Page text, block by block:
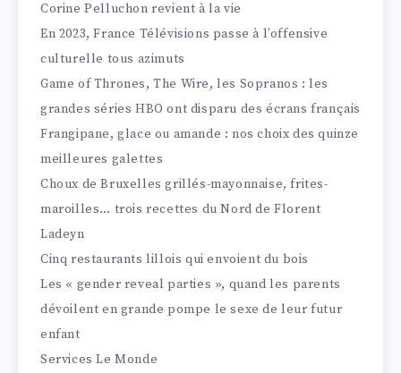
Corine Pelluchon revient à la vie
En 2023, France Télévisions passe à l’offensive
culturelle tous azimuts
Game of Thrones, The Wire, les Sopranos : les
grandes séries HBO ont disparu des écrans français
Frangipane, glace ou amande : nos choix des quinze
meilleures galettes
Choux de Bruxelles grillés-mayonnaise, frites-
maroilles… trois recettes du Nord de Florent
Ladeyn
Cinq restaurants lillois qui envoient du bois
Les « gender reveal parties », quand les parents
dévoilent en grande pompe le sexe de leur futur
enfant
Services Le Monde